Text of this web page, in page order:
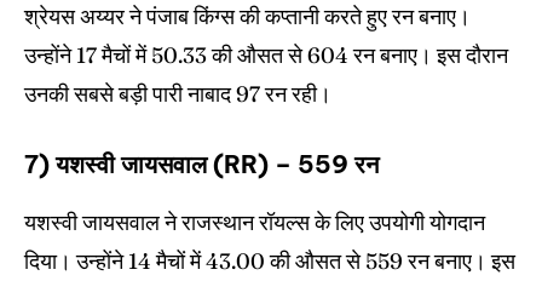
श्रेयस अय्यर ने पंजाब किंग्स की कप्तानी करते हुए रन बनाए।
उन्होंने 17 मैचों में 50.33 की औसत से 604 रन बनाए। इस दौरान
उनकी सबसे बड़ी पारी नाबाद 97 रन रही।
7) यशस्वी जायसवाल (RR) – 559 रन
यशस्वी जायसवाल ने राजस्थान रॉयल्स के लिए उपयोगी योगदान
दिया। उन्होंने 14 मैचों में 43.00 की औसत से 559 रन बनाए। इस